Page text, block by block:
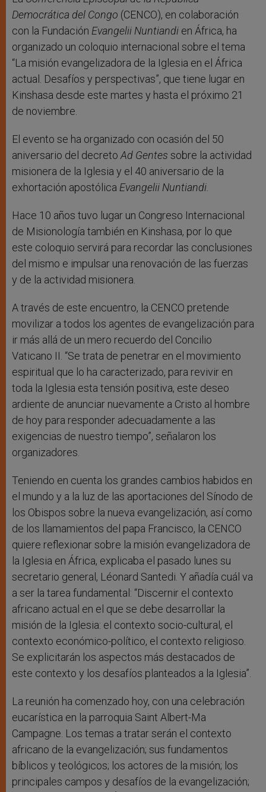
Democrática del Congo (CENCO), en colaboración
con la Fundación Evangelii Nuntiandi en África, ha
organizado un coloquio internacional sobre el tema
“La misión evangelizadora de la Iglesia en el África
actual. Desafíos y perspectivas”, que tiene lugar en
Kinshasa desde este martes y hasta el próximo 21
de noviembre.
El evento se ha organizado con ocasión del 50
aniversario del decreto Ad Gentes sobre la actividad
misionera de la Iglesia y el 40 aniversario de la
exhortación apostólica Evangelii Nuntiandi.
Hace 10 años tuvo lugar un Congreso Internacional
de Misionología también en Kinshasa, por lo que
este coloquio servirá para recordar las conclusiones
del mismo e impulsar una renovación de las fuerzas
y de la actividad misionera.
A través de este encuentro, la CENCO pretende
movilizar a todos los agentes de evangelización para
ir más allá de un mero recuerdo del Concilio
Vaticano II. “Se trata de penetrar en el movimiento
espiritual que lo ha caracterizado, para revivir en
toda la Iglesia esta tensión positiva, este deseo
ardiente de anunciar nuevamente a Cristo al hombre
de hoy para responder adecuadamente a las
exigencias de nuestro tiempo”, señalaron los
organizadores.
Teniendo en cuenta los grandes cambios habidos en
el mundo y a la luz de las aportaciones del Sínodo de
los Obispos sobre la nueva evangelización, así como
de los llamamientos del papa Francisco, la CENCO
quiere reflexionar sobre la misión evangelizadora de
la Iglesia en África, explicaba el pasado lunes su
secretario general, Léonard Santedi. Y añadía cuál va
a ser la tarea fundamental: “Discernir el contexto
africano actual en el que se debe desarrollar la
misión de la Iglesia: el contexto socio-cultural, el
contexto económico-político, el contexto religioso.
Se explicitarán los aspectos más destacados de
este contexto y los desafíos planteados a la Iglesia”.
La reunión ha comenzado hoy, con una celebración
eucarística en la parroquia Saint Albert-Ma
Campagne. Los temas a tratar serán el contexto
africano de la evangelización; sus fundamentos
bíblicos y teológicos; los actores de la misión; los
principales campos y desafíos de la evangelización;